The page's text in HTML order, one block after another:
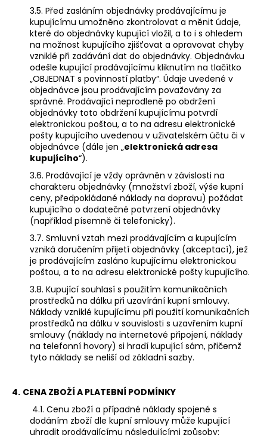
3.5. Před zasláním objednávky prodávajícímu je
kupujícímu umožněno zkontrolovat a měnit údaje,
které do objednávky kupující vložil, a to i s ohledem
na možnost kupujícího zjišťovat a opravovat chyby
vzniklé při zadávání dat do objednávky. Objednávku
odešle kupující prodávajícímu kliknutím na tlačítko
„OBJEDNAT s povinností platby“. Údaje uvedené v
objednávce jsou prodávajícím považovány za
správné. Prodávající neprodleně po obdržení
objednávky toto obdržení kupujícímu potvrdí
elektronickou poštou, a to na adresu elektronické
pošty kupujícího uvedenou v uživatelském účtu či v
objednávce (dále jen „elektronická adresa
kupujícího“).
3.6. Prodávající je vždy oprávněn v závislosti na
charakteru objednávky (množství zboží, výše kupní
ceny, předpokládané náklady na dopravu) požádat
kupujícího o dodatečné potvrzení objednávky
(například písemně či telefonicky).
3.7. Smluvní vztah mezi prodávajícím a kupujícím
vzniká doručením přijetí objednávky (akceptací), jež
je prodávajícím zasláno kupujícímu elektronickou
poštou, a to na adresu elektronické pošty kupujícího.
3.8. Kupující souhlasí s použitím komunikačních
prostředků na dálku při uzavírání kupní smlouvy.
Náklady vzniklé kupujícímu při použití komunikačních
prostředků na dálku v souvislosti s uzavřením kupní
smlouvy (náklady na internetové připojení, náklady
na telefonní hovory) si hradí kupující sám, přičemž
tyto náklady se neliší od základní sazby.
4. CENA ZBOŽÍ A PLATEBNÍ PODMÍNKY
4.1. Cenu zboží a případné náklady spojené s
dodáním zboží dle kupní smlouvy může kupující
uhradit prodávajícímu následujícími způsoby: